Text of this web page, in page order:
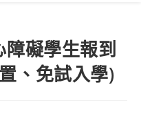
礙學生報到
、免試入學)